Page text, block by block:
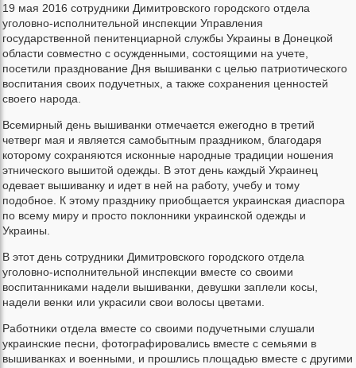
19 мая 2016 сотрудники Димитровского городского отдела
уголовно-исполнительной инспекции Управления
государственной пенитенциарной службы Украины в Донецкой
области совместно с осужденными, состоящими на учете,
посетили празднование Дня вышиванки с целью патриотического
воспитания своих подучетных, а также сохранения ценностей
своего народа.
Всемирный день вышиванки отмечается ежегодно в третий
четверг мая и является самобытным праздником, благодаря
которому сохраняются исконные народные традиции ношения
этнического вышитой одежды. В этот день каждый Украинец
одевает вышиванку и идет в ней на работу, учебу и тому
подобное. К этому празднику приобщается украинская диаспора
по всему миру и просто поклонники украинской одежды и
Украины.
В этот день сотрудники Димитровского городского отдела
уголовно-исполнительной инспекции вместе со своими
воспитанниками надели вышиванки, девушки заплели косы,
надели венки или украсили свои волосы цветами.
Работники отдела вместе со своими подучетными слушали
украинские песни, фотографировались вместе с семьями в
вышиванках и военными, и прошлись площадью вместе с другими